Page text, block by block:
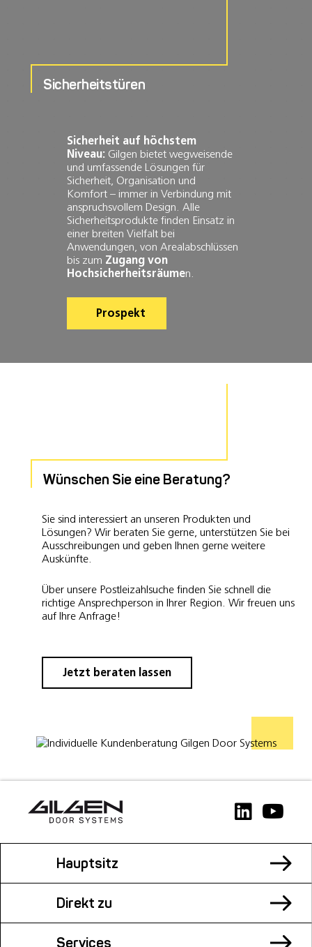
Sicherheitstüren
Sicherheit auf höchstem
Niveau: Gilgen bietet wegweisende
und umfassende Lösungen für
Sicherheit, Organisation und
Komfort – immer in Verbindung mit
anspruchsvollem Design. Alle
Sicherheitsprodukte finden Einsatz in
einer breiten Vielfalt bei
Anwendungen, von Arealabschlüssen
bis zum Zugang von
Hochsicherheitsräumen.
Prospekt
Wünschen Sie eine Beratung?
Sie sind interessiert an unseren Produkten und
Lösungen? Wir beraten Sie gerne, unterstützen Sie bei
Ausschreibungen und geben Ihnen gerne weitere
Auskünfte.
Über unsere Postleizahlsuche finden Sie schnell die
richtige Ansprechperson in Ihrer Region. Wir freuen uns
auf Ihre Anfrage!
Jetzt beraten lassen
Hauptsitz
Direkt zu
Services